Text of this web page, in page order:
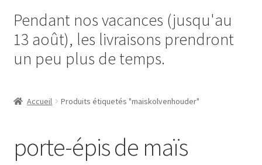
Blog
Pendant nos vacances (jusqu'au
13 août), les livraisons prendront
un peu plus de temps.
Accueil Produits étiquetés "maiskolvenhouder"
porte-épis de maïs